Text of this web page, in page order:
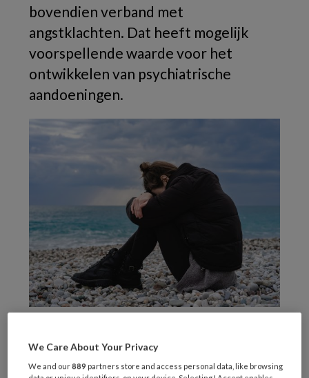
bovendien verband met
angstklachten. Dat heeft mogelijk
voorspellende waarde voor het
ontwikkelen van psychiatrische
aandoeningen.
Je hersenen vormen zich door de dingen die je
meemaakt. Dat klinkt logisch, maar kun je dat
We Care About Your Privacy
We and our889 partners store and access personal data, like browsing